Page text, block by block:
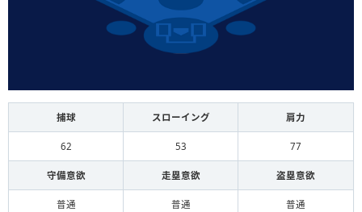
捕球 スローイング 肩力
62 53 77
守備意欲 走塁意欲 盗塁意欲
普通 普通 普通